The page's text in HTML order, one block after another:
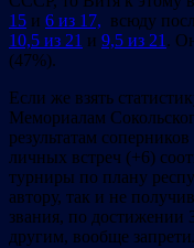
15 и 6 из 17, всюду
10,5 из 21 и 9,5 из 21 .
(47%).
Если же взять
Мемориалам
результатам
личных встреч (+6)
турниры по плану
автору, так и не
звания, по достижении
другим, вообще